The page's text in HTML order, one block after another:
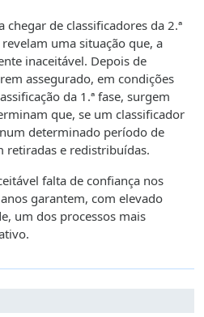
de classificadores da 2.ª
uma situação que, a
inaceitável. Depois de
assegurado, em condições
da 1.ª fase, surgem
que, se um classificador
determinado período de
retiradas e redistribuídas.
falta de confiança nos
garantem, com elevado
um dos processos mais